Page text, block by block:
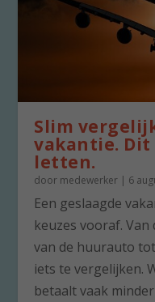
Slim
vakantie. Dit
letten.
door medewerker | 6
Een geslaagde
keuzes vooraf.
van de huurauto
iets te vergelijken.
betaalt vaak